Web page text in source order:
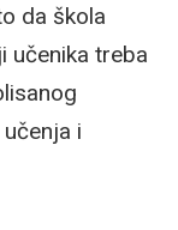
da škola
učenika treba
i